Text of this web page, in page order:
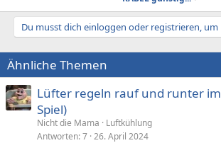
Du musst dich einloggen oder registrieren,
Ähnliche Themen
Lüfter regeln rauf und runter im
Spiel)
Nicht die Mama
Luftkühlung
Antworten 7 26. April 2024